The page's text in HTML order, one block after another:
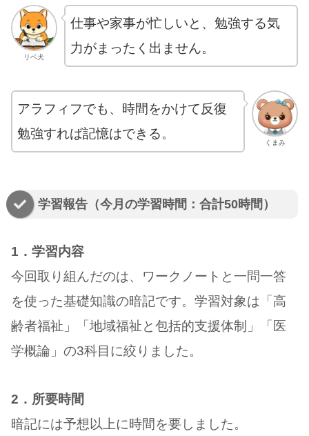
リベ犬
仕事や家事が忙しいと、勉強する気
力がまったく出ません。
くまみ
アラフィフでも、時間をかけて反復
勉強すれば記憶はできる。
学習報告（今月の学習時間：合計50時間）
1．学習内容
今回取り組んだのは、ワークノートと一問一答
を使った基礎知識の暗記です。学習対象は「高
齢者福祉」「地域福祉と包括的支援体制」「医
学概論」の3科目に絞りました。
2．所要時間
暗記には予想以上に時間を要しました。